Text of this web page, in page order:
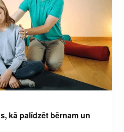
kā palīdzēt bērnam un